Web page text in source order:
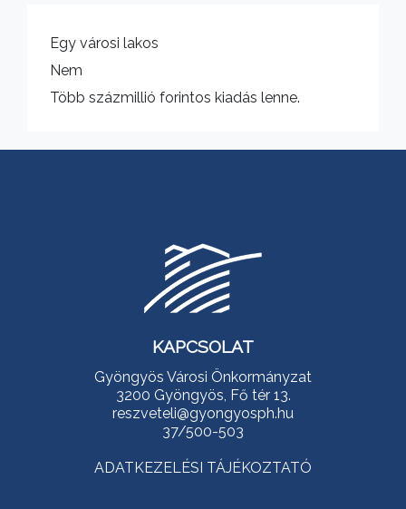
Egy városi lakos
Nem
Több százmillió forintos kiadás lenne.
KAPCSOLAT
Gyöngyös Városi Önkormányzat
3200 Gyöngyös, Fő tér 13.
reszveteli@gyongyosph.hu
37/500-503
ADATKEZELÉSI TÁJÉKOZTATÓ